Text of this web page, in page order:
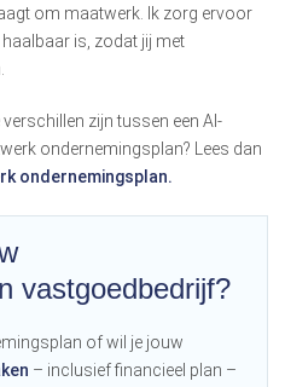
om maatwerk. Ik zorg ervoor
is, zodat jij met
zijn tussen een AI-
ondernemingsplan? Lees dan
ondernemingsplan.
vastgoedbedrijf?
of wil je jouw
– inclusief financieel plan –